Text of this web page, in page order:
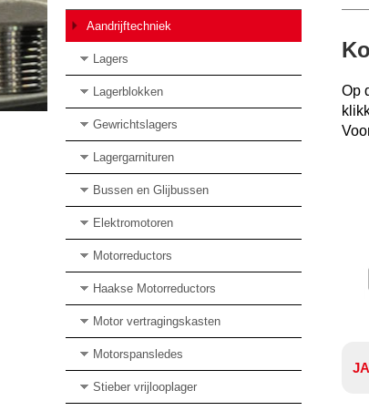
Aandrijftechniek
Lagers
Lagerblokken
Gewrichtslagers
Lagergarnituren
Bussen en Glijbussen
Elektromotoren
Motorreductors
Haakse Motorreductors
Motor vertragingskasten
Motorspansledes
Stieber vrijlooplager
Op